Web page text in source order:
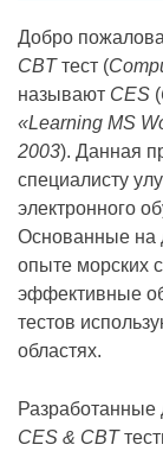
Добро
CBTтест (
называют CES (
«Learning MS
2003). Данная
специалисту
электронного
Основанные на
опыте морских
эффективные
тестов
областях.
Разработанные
CES & CBT